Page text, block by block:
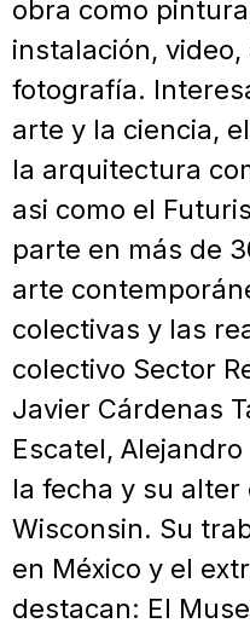
obra como
instalación,
fotografía.
arte y la ciencia,
la arquitectura
asi como el
parte en más de
arte
colectivas y las
colectivo Sector
Javier Cárdenas
Escatel,
la fecha y su alter
Wisconsin. Su
en México y el
destacan: El